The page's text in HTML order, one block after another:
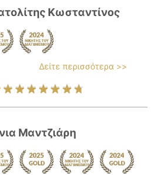
Κωσταντίνος
Δείτε περισσότερα >>
Μαντζιάρη